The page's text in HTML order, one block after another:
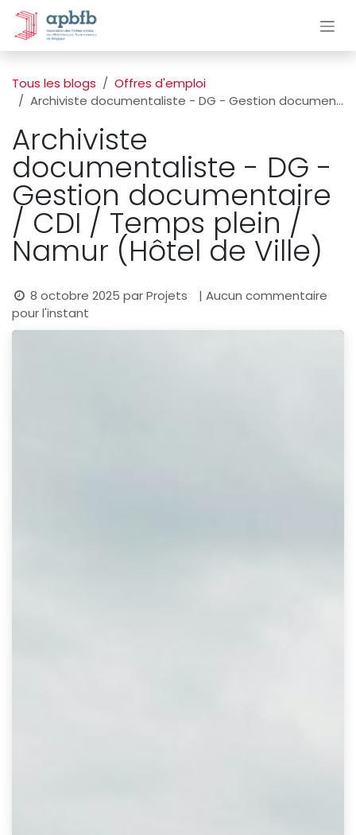
Se rendre au contenu
Tous les blogs
Offres d'emploi
Archiviste documentaliste - DG - Gestion documentaire / CDI / Temps plein / Namur (Hôtel de Ville)
Archiviste
documentaliste - DG -
Gestion documentaire
/ CDI / Temps plein /
Namur (Hôtel de Ville)
8 octobre 2025 parProjets
| Aucun commentaire
pour l'instant